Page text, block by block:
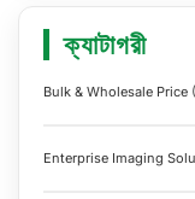
ক্যাটাগরী
Bulk & Wholesale Price
Enterprise Imaging